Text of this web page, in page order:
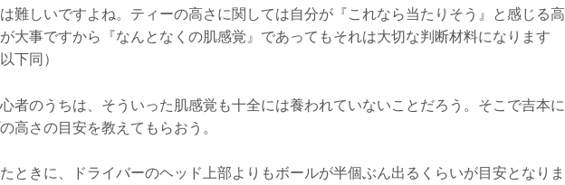
難しいですよね。ティーの高さに関しては自分が『これなら当たりそう』と感じる高
大事ですから『なんとなくの肌感覚』であってもそれは大切な判断材料になります
下同）
者のうちは、そういった肌感覚も十全には養われていないことだろう。そこで吉本に
高さの目安を教えてもらおう。
たときに、ドライバーのヘッド上部よりもボールが半個ぶん出るくらいが目安となりま